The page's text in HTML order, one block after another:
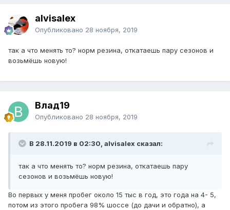
alvisalex
Опубликовано 28 ноября, 2019
так а что менять то? норм резина, откатаешь пару сезонов и
возьмёшь новую!
Влад19
Опубликовано 28 ноября, 2019
В 28.11.2019 в 02:30, alvisalex сказал:
так а что менять то? норм резина, откатаешь пару
сезонов и возьмёшь новую!
Во первых у меня пробег около 15 тыс в год, это года на 4- 5,
потом из этого пробега 98% шоссе (до дачи и обратно), а